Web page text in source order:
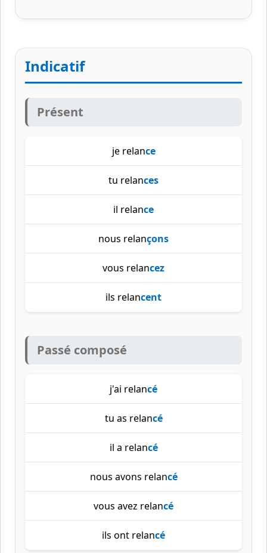
Indicatif
Présent
je relance
tu relances
il relance
nous relançons
vous relancez
ils relancent
Passé composé
j'ai relancé
tu as relancé
il a relancé
nous avons relancé
vous avez relancé
ils ont relancé